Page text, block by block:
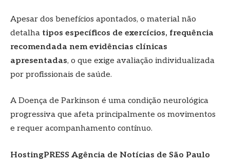
Apesar dos benefícios apontados, o material não
detalha tipos específicos de exercícios, frequência
recomendada nem evidências clínicas
apresentadas, o que exige avaliação individualizada
por profissionais de saúde.
A Doença de Parkinson é uma condição neurológica
progressiva que afeta principalmente os movimentos
e requer acompanhamento contínuo.
HostingPRESS Agência de Notícias de São Paulo